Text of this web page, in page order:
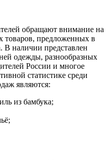
обращают внимание на
товаров, предложенных в
В наличии представлен
одежды, разнообразных
России и многое
статистике среди
являются:
из бамбука;